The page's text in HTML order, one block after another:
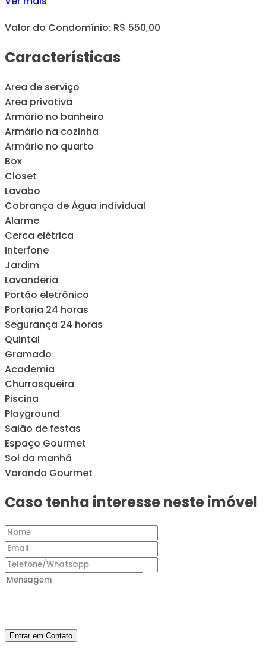
Valor do Condomínio: R$ 550,00
Características
Area de serviço
Area privativa
Armário no banheiro
Armário na cozinha
Armário no quarto
Box
Closet
Lavabo
Cobrança de Água individual
Alarme
Cerca elétrica
Interfone
Jardim
Lavanderia
Portão eletrônico
Portaria 24 horas
Segurança 24 horas
Quintal
Gramado
Academia
Churrasqueira
Piscina
Playground
Salão de festas
Espaço Gourmet
Sol da manhã
Varanda Gourmet
Caso tenha interesse neste imóvel
Entrar em Contato